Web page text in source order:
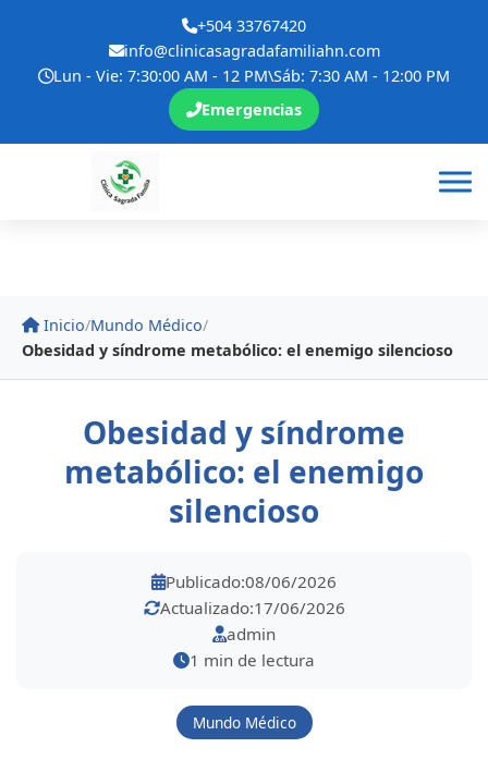
+504 33767420
info@clinicasagradafamiliahn.com
Lun - Vie: 7:30:00 AM - 12 PM\Sáb: 7:30 AM - 12:00 PM
Emergencias
Inicio/Mundo Médico/
Obesidad y síndrome metabólico: el enemigo silencioso
Obesidad y síndrome
metabólico: el enemigo
silencioso
Publicado:08/06/2026
Actualizado:17/06/2026
admin
1 min de lectura
Mundo Médico